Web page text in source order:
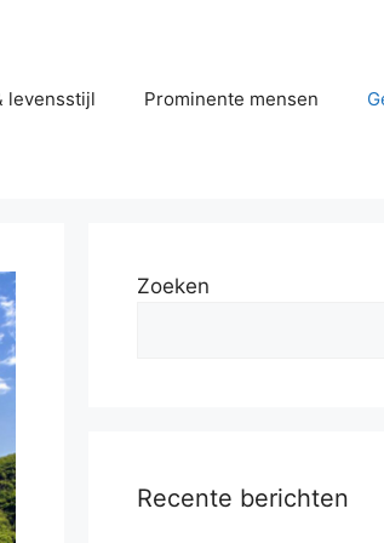
levensstijl Prominente mensen
Zoeken
Recente berichten